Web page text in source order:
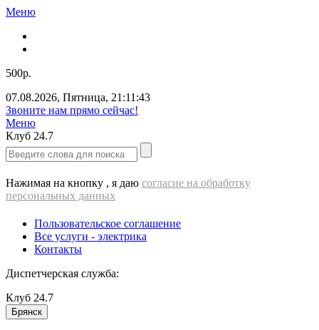
Меню
500р.
07.08.2026, Пятница, 21:11:43
Звоните нам прямо сейчас!
Меню
Клуб 24.7
Нажимая на кнопку , я даю согласие на обработку
персональных данных
Пользовательское соглашение
Все услуги - электрика
Контакты
Диспетчерская служба:
Клуб 24.7
Брянск